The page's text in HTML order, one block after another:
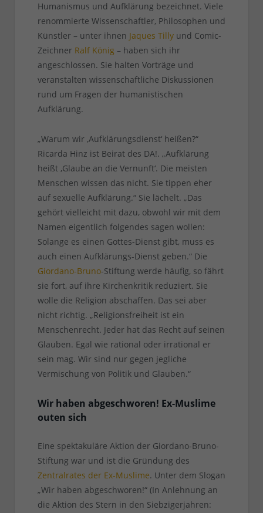
Humanismus und Aufklärung bezeichnet. Viele
renommierte Wissenschaftler, Philosophen und
Künstler – unter ihnen Jaques Tillyund Comic-
Zeichner Ralf König– haben sich ihr
angeschlossen. Sie halten Vorträge und
veranstalten wissenschaftliche Diskussionen
rund um Fragen der humanistischen
Aufklärung.
„Warum wir ‚Aufklärungsdienst‘ heißen?“
Ricarda Hinz ist Beirat des DA!. „Aufklärung
heißt ‚Glaube an die Vernunft‘. Die meisten
Menschen wissen das nicht. Sie tippen eher
auf sexuelle Aufklärung.“ Sie lächelt. „Das
gehört vielleicht mit dazu, obwohl wir mit dem
Namen eigentlich folgendes sagen wollen:
Solange es einen Gottes-Dienst gibt, muss es
auch einen Aufklärungs-Dienst geben.“ Die
Giordano-Bruno-Stiftung werde häufig, so fährt
sie fort, auf ihre Kirchenkritik reduziert. Sie
wolle die Religion abschaffen. Das sei aber
nicht richtig. „Religionsfreiheit ist ein
Menschenrecht. Jeder hat das Recht auf seinen
Glauben. Egal wie rational oder irrational er
sein mag. Wir sind nur gegen jegliche
Vermischung von Politik und Glauben.“
Wir haben abgeschworen! Ex-Muslime
outen sich
Eine spektakuläre Aktion der Giordano-Bruno-
Stiftung war und ist die Gründung des
Zentralrates der Ex-Muslime. Unter dem Slogan
„Wir haben abgeschworen!“ (In Anlehnung an
die Aktion des Stern in den Siebzigerjahren: